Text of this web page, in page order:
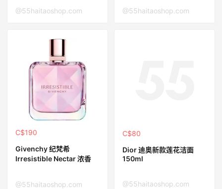
@55haitaoshop.com @55haitaoshop.com
C$190
Givenchy 纪梵希
Irresistible Nectar 浓香
@55haitaoshop.com
C$80
Dior 迪奥新款莲花洁面
150ml
@55haitaoshop.com